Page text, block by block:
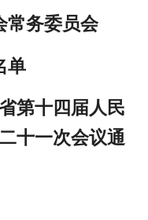
常务委员会
单
第十四届人民
十一次会议通